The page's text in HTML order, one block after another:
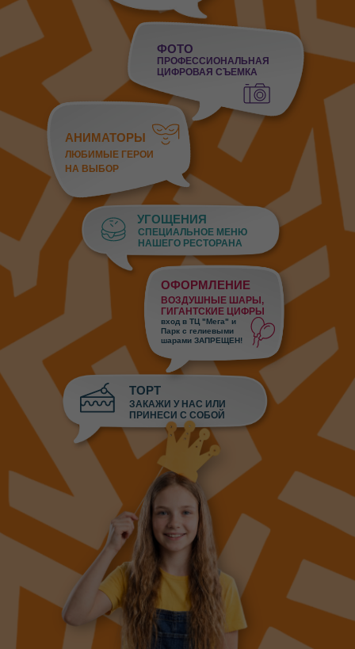
УГОЩЕНИЯ
СПЕЦИАЛЬНОЕ МЕНЮ
НАШЕГО РЕСТОРАНА
АНИМАТОРЫ
ЛЮБИМЫЕ ГЕРОИ
НА ВЫБОР
ТОРТ
ЗАКАЖИ У НАС ИЛИ
ПРИНЕСИ С СОБОЙ
ОФОРМЛЕНИЕ
вход в ТЦ "Мега" и
Парк с гелиевыми
шарами ЗАПРЕЩЕН!
ВОЗДУШНЫЕ ШАРЫ,
ГИГАНТСКИЕ ЦИФРЫ
ФОТО
ПРОФЕССИОНАЛЬНАЯ
ЦИФРОВАЯ СЪЕМКА